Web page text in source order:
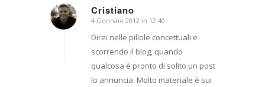
Cristiano
dice:
4 Gennaio 2012 in 12:40
Direi nelle pillole concettuali e
scorrendo il blog, quando
qualcosa è pronto di solito un post
lo annuncia. Molto materiale è sui